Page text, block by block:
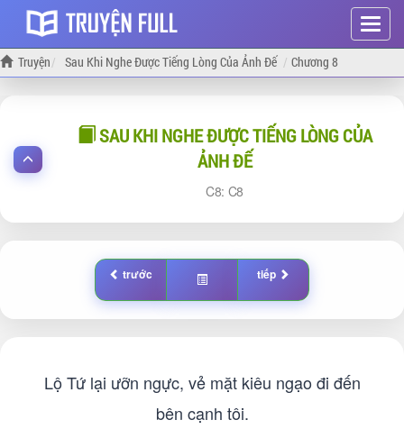
Hiện
menu
Truyện Sau Khi Nghe Được Tiếng Lòng Của Ảnh Đế Chương 8
SAU KHI NGHE ĐƯỢC TIẾNG LÒNG CỦA
ẢNH ĐẾ
8: 8
trước tiếp
Lộ Tứ lại ưỡn ngực, vẻ mặt kiêu ngạo đi đến
bên cạnh tôi.